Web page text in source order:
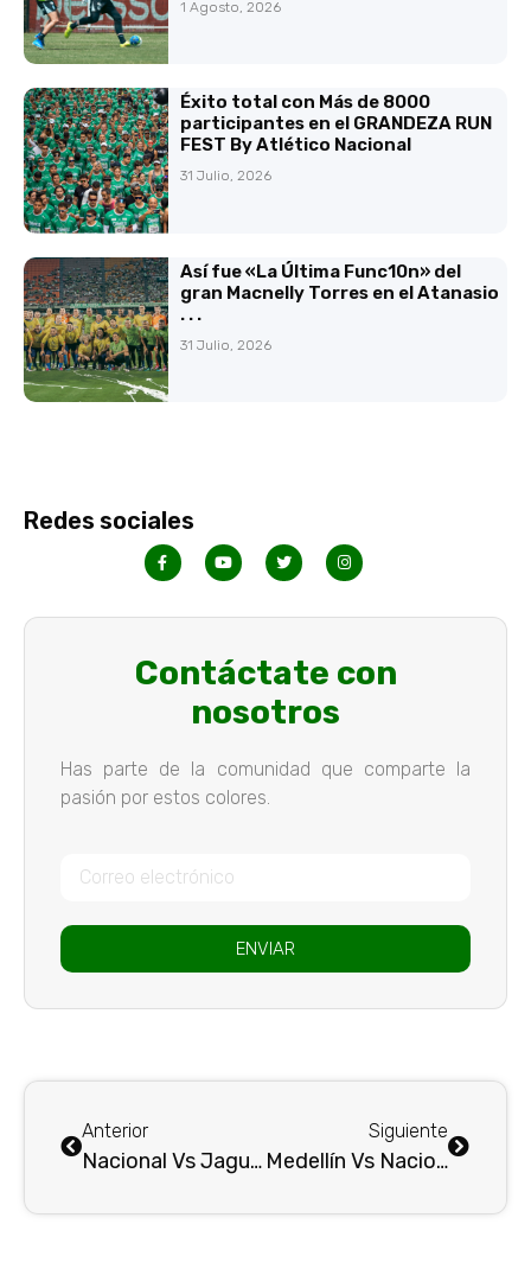
1 Agosto, 2026
Éxito total con Más de 8000
participantes en el GRANDEZA RUN
FEST By Atlético Nacional
31 Julio, 2026
Así fue «La Última Func10n» del
gran Macnelly Torres en el Atanasio
. . .
31 Julio, 2026
Redes sociales
Contáctate con
nosotros
Has parte de la comunidad que comparte la
pasión por estos colores.
ENVIAR
Anterior
Nacional Vs Jaguares : Empezar a jugar bien, convencer y ganar…
Siguiente
Medellín Vs Nacional : Primer Clásico Paisa del año y con las dos hinchadas . . .